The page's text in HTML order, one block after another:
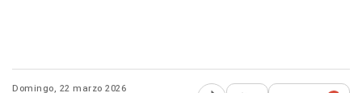
Domingo, 22 marzo 2026